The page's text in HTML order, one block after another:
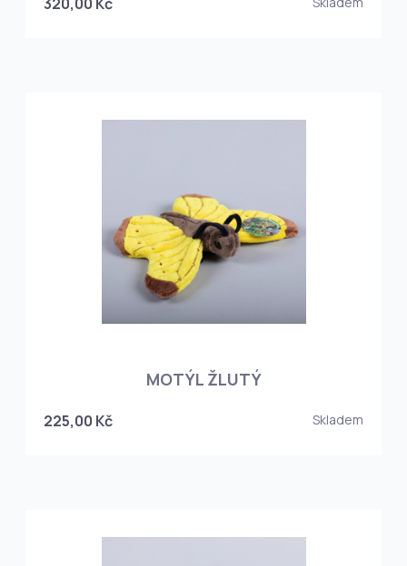
MOTÝL ŽLUTÝ
225,00 Kč Skladem